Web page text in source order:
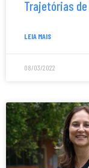
Trajetórias de
LEIA MAIS
08/03/2022